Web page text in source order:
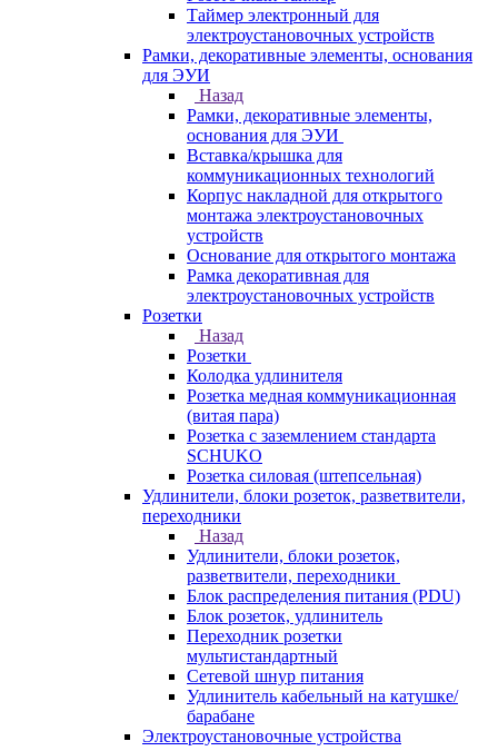
Таймер электронный для
электроустановочных устройств
Рамки, декоративные элементы, основания
для ЭУИ
Назад
Рамки, декоративные элементы,
основания для ЭУИ
Вставка/крышка для
коммуникационных технологий
Корпус накладной для открытого
монтажа электроустановочных
устройств
Основание для открытого монтажа
Рамка декоративная для
электроустановочных устройств
Розетки
Назад
Розетки
Колодка удлинителя
Розетка медная коммуникационная
(витая пара)
Розетка с заземлением стандарта
SCHUKO
Розетка силовая (штепсельная)
Удлинители, блоки розеток, разветвители,
переходники
Назад
Удлинители, блоки розеток,
разветвители, переходники
Блок распределения питания (PDU)
Блок розеток, удлинитель
Переходник розетки
мультистандартный
Сетевой шнур питания
Удлинитель кабельный на катушке/
барабане
Электроустановочные устройства